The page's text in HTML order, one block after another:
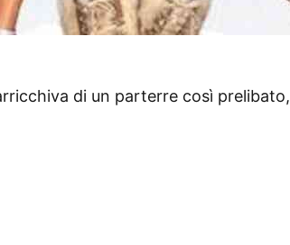
di un parterre così prelibato,